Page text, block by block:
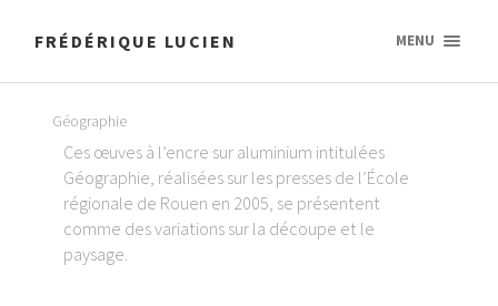
FRÉDÉRIQUE LUCIEN MENU
Géographie
Ces œuves à l’encre sur aluminium intitulées
Géographie, réalisées sur les presses de l’École
régionale de Rouen en 2005, se présentent
comme des variations sur la découpe et le
paysage.